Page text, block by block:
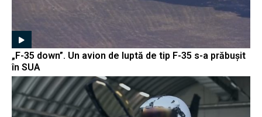
„F-35 down”. Un avion de luptă de tip F-35 s-a prăbușit
în SUA